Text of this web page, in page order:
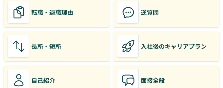
転職・退職理由 逆質問
長所・短所 入社後のキャリアプラン
自己紹介 面接全般